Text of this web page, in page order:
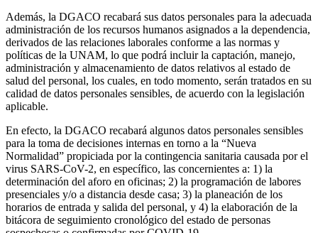
Además, la DGACO recabará sus datos personales para la adecuada
administración de los recursos humanos asignados a la dependencia,
derivados de las relaciones laborales conforme a las normas y
políticas de la UNAM, lo que podrá incluir la captación, manejo,
administración y almacenamiento de datos relativos al estado de
salud del personal, los cuales, en todo momento, serán tratados en su
calidad de datos personales sensibles, de acuerdo con la legislación
aplicable.
En efecto, la DGACO recabará algunos datos personales sensibles
para la toma de decisiones internas en torno a la “Nueva
Normalidad” propiciada por la contingencia sanitaria causada por el
virus SARS-CoV-2, en específico, las concernientes a: 1) la
determinación del aforo en oficinas; 2) la programación de labores
presenciales y/o a distancia desde casa; 3) la planeación de los
horarios de entrada y salida del personal, y 4) la elaboración de la
bitácora de seguimiento cronológico del estado de personas